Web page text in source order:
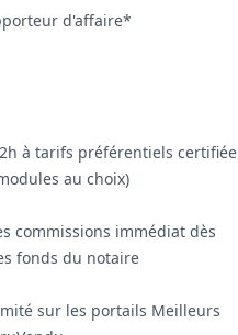
d'affaire*
à tarifs préférentiels certifiée
au choix)
commissions immédiat dès
fonds du notaire
sur les portails Meilleurs